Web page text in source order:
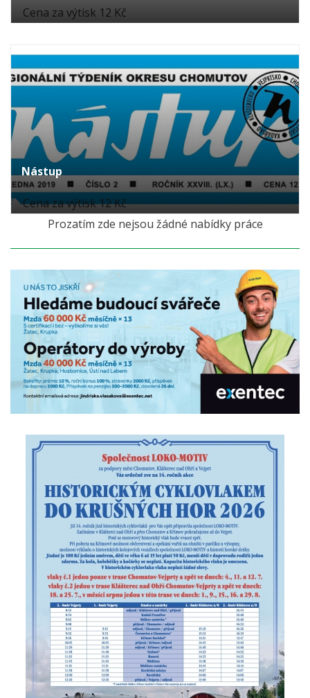
Cena za výtisk 12 Kč
Nástup
Cena za výtisk 12 Kč
Prozatím zde nejsou žádné nabídky práce